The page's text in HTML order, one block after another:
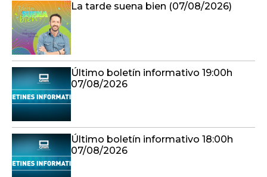
La tarde suena bien (07/08/2026)
Último boletín informativo 19:00h
07/08/2026
Último boletín informativo 18:00h
07/08/2026